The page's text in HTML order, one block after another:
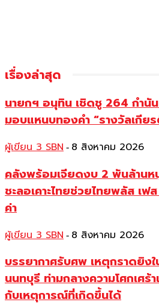
เรื่องล่าสุด
นายกฯ อนุทิน เชิดชู 264 กำนั
มอบแหนบทองคำ “รางวัลเกีย
ผู้เขียน 3 SBN - 8 สิงหาคม 2026
คลังพร้อมเจียดงบ 2 พันล้านห
ชะลอเคาะไทยช่วยไทยพลัส เฟ
ค่า
ผู้เขียน 3 SBN - 8 สิงหาคม 2026
บรรยากาศรับศพ เหตุกราดยิง
นนทบุรี ท่ามกลางความโศกเศร้า
กับเหตุการณ์ที่เกิดขึ้นได้